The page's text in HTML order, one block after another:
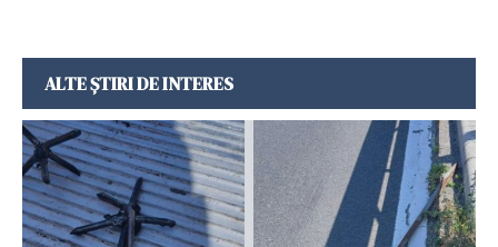
ALTE ȘTIRI DE INTERES